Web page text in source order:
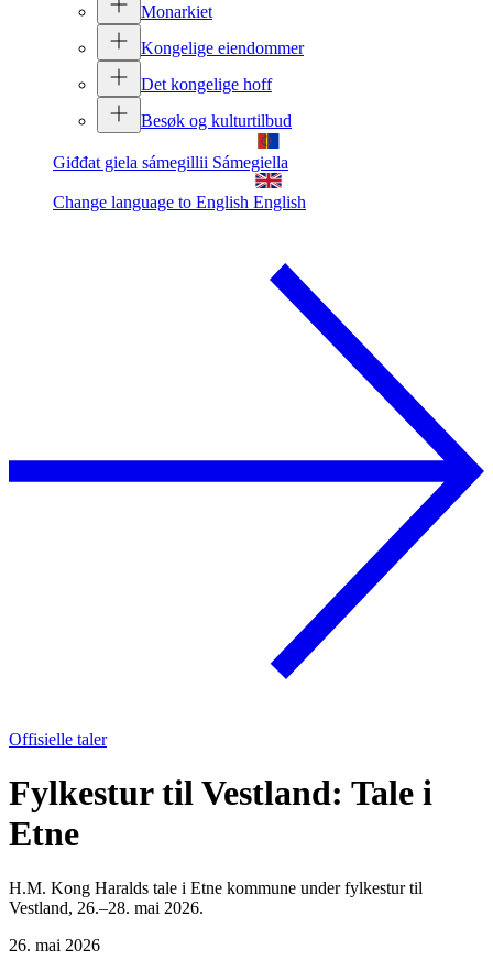
Monarkiet
Kongelige eiendommer
Det kongelige hoff
Besøk og kulturtilbud
Giđđat giela sámegillii Sámegiella
Change language to English English
Offisielle taler
Fylkestur til Vestland: Tale i
Etne
H.M. Kong Haralds tale i Etne kommune under fylkestur til
Vestland, 26.–28. mai 2026.
26. mai 2026